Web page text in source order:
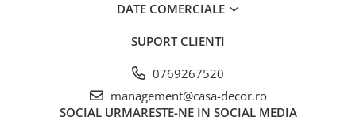
DATE COMERCIALE
SUPORT CLIENTI
0769267520
management@casa-decor.ro
SOCIAL URMARESTE-NE IN SOCIAL MEDIA